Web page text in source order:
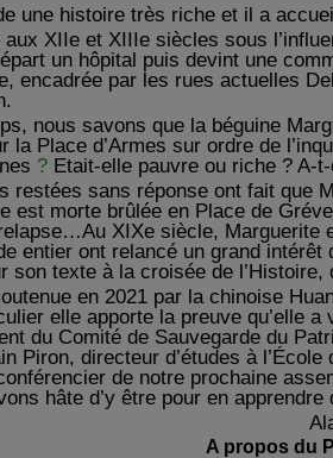
une histoire très riche et il a
XIIe et XIIIe siècles sous
un hôpital puis devint une
encadrée par les rues actuelles
nous savons que la béguine
la Place d’Armes sur ordre de
? Etait-elle pauvre ou riche ? A-
restées sans réponse ont fait que
est morte brûlée en Place de
XIXe siècle, Marguerite
entier ont relancé un grand
son texte à la croisée de
en 2021 par la chinoise
elle apporte la preuve qu’elle
du Comité de Sauvegarde du
Piron, directeur d’études à
de notre prochaine
hâte d’y être pour en apprendre
A propos du